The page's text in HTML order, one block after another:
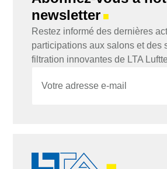
newsletter ■
Restez informé des dernières
participations aux salons et des
filtration innovantes de LTA
-